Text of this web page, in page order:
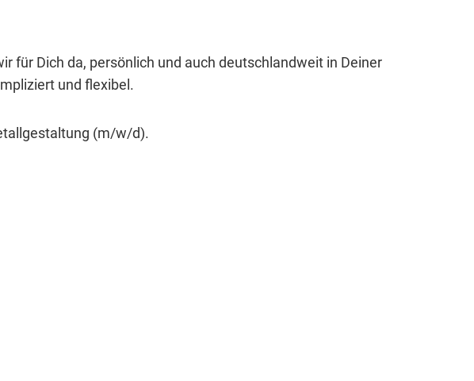
für Dich da, persönlich und auch deutschlandweit in Deiner
und flexibel.
(m/w/d).